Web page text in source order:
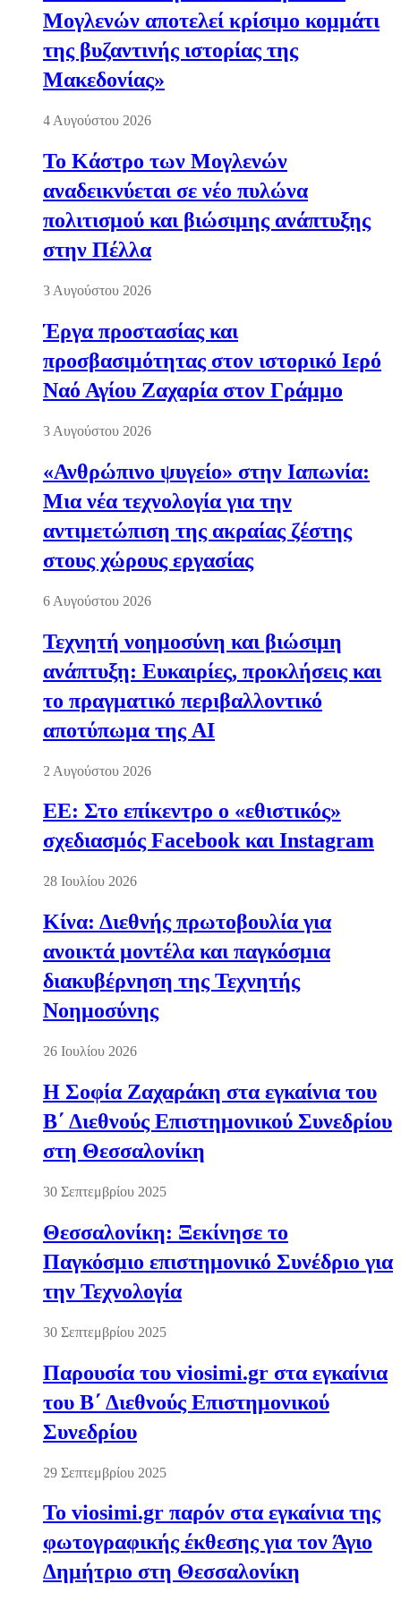
Μογλενών αποτελεί κρίσιμο κομμάτι
της βυζαντινής ιστορίας της
Μακεδονίας»
4 Αυγούστου 2026
Το Κάστρο των Μογλενών
αναδεικνύεται σε νέο πυλώνα
πολιτισμού και βιώσιμης ανάπτυξης
στην Πέλλα
3 Αυγούστου 2026
Έργα προστασίας και
προσβασιμότητας στον ιστορικό Ιερό
Ναό Αγίου Ζαχαρία στον Γράμμο
3 Αυγούστου 2026
«Ανθρώπινο ψυγείο» στην Ιαπωνία:
Μια νέα τεχνολογία για την
αντιμετώπιση της ακραίας ζέστης
στους χώρους εργασίας
6 Αυγούστου 2026
Τεχνητή νοημοσύνη και βιώσιμη
ανάπτυξη: Ευκαιρίες, προκλήσεις και
το πραγματικό περιβαλλοντικό
αποτύπωμα της AI
2 Αυγούστου 2026
ΕΕ: Στο επίκεντρο ο «εθιστικός»
σχεδιασμός Facebook και Instagram
28 Ιουλίου 2026
Κίνα: Διεθνής πρωτοβουλία για
ανοικτά μοντέλα και παγκόσμια
διακυβέρνηση της Τεχνητής
Νοημοσύνης
26 Ιουλίου 2026
Η Σοφία Ζαχαράκη στα εγκαίνια του
Β΄ Διεθνούς Επιστημονικού Συνεδρίου
στη Θεσσαλονίκη
30 Σεπτεμβρίου 2025
Θεσσαλονίκη: Ξεκίνησε το
Παγκόσμιο επιστημονικό Συνέδριο για
την Τεχνολογία
30 Σεπτεμβρίου 2025
Παρουσία του viosimi.gr στα εγκαίνια
του Β΄ Διεθνούς Επιστημονικού
Συνεδρίου
29 Σεπτεμβρίου 2025
Το viosimi.gr παρόν στα εγκαίνια της
φωτογραφικής έκθεσης για τον Άγιο
Δημήτριο στη Θεσσαλονίκη